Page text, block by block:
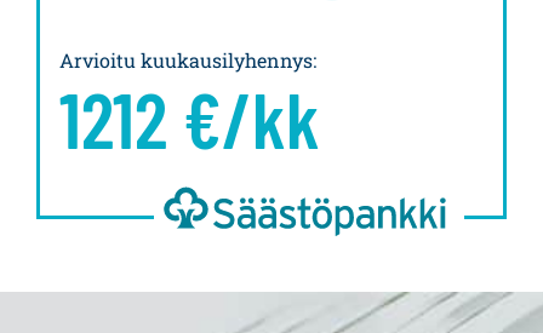
Arvioitu kuukausilyhennys:
1212 €/kk